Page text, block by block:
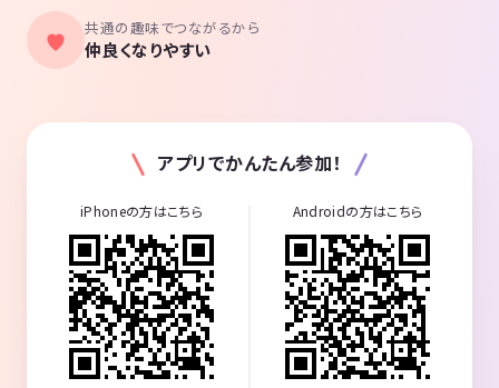
共通の趣味でつながるから
仲良くなりやすい
アプリでかんたん参加！
iPhoneの方はこちら Androidの方はこちら